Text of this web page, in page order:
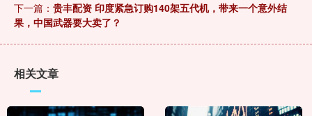
下一篇： 贵丰配资 印度紧急订购140架五代机，带来一个意外结
果，中国武器要大卖了？
相关文章